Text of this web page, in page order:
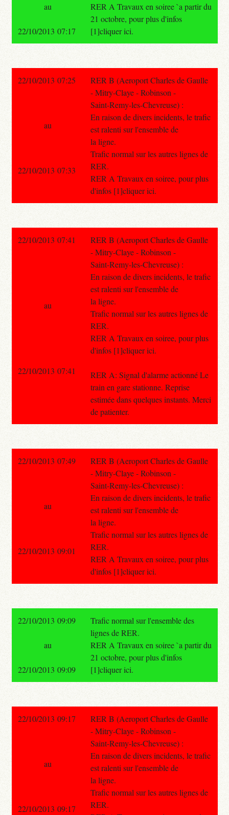
RER A Travaux en soiree `a partir du
21 octobre, pour plus d'infos
[1]cliquer ici.
au
22/10/2013 07:17
22/10/2013 07:25
RER B (Aeroport Charles de Gaulle
- Mitry-Claye - Robinson -
Saint-Remy-les-Chevreuse) :
En raison de divers incidents, le trafic
est ralenti sur l'ensemble de
la ligne.
Trafic normal sur les autres lignes de
RER.
RER A Travaux en soiree, pour plus
d'infos [1]cliquer ici.
au
22/10/2013 07:33
22/10/2013 07:41
RER B (Aeroport Charles de Gaulle
- Mitry-Claye - Robinson -
Saint-Remy-les-Chevreuse) :
En raison de divers incidents, le trafic
est ralenti sur l'ensemble de
la ligne.
Trafic normal sur les autres lignes de
RER.
RER A Travaux en soiree, pour plus
d'infos [1]cliquer ici.
RER A: Signal d'alarme actionné Le
train en gare stationne. Reprise
estimée dans quelques instants. Merci
de patienter.
au
22/10/2013 07:41
22/10/2013 07:49
RER B (Aeroport Charles de Gaulle
- Mitry-Claye - Robinson -
Saint-Remy-les-Chevreuse) :
En raison de divers incidents, le trafic
est ralenti sur l'ensemble de
la ligne.
Trafic normal sur les autres lignes de
RER.
RER A Travaux en soiree, pour plus
d'infos [1]cliquer ici.
au
22/10/2013 09:01
22/10/2013 09:09
Trafic normal sur l'ensemble des
lignes de RER.
RER A Travaux en soiree `a partir du
21 octobre, pour plus d'infos
[1]cliquer ici.
au
22/10/2013 09:09
22/10/2013 09:17
RER B (Aeroport Charles de Gaulle
- Mitry-Claye - Robinson -
Saint-Remy-les-Chevreuse) :
En raison de divers incidents, le trafic
est ralenti sur l'ensemble de
la ligne.
Trafic normal sur les autres lignes de
RER.
au
22/10/2013 09:17